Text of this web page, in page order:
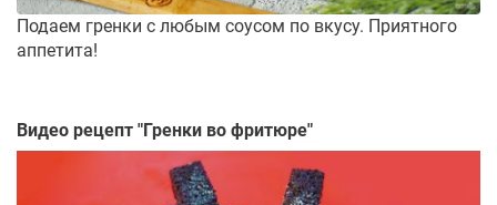
Подаем гренки с любым соусом по вкусу. Приятного
аппетита!
Видео рецепт "Гренки во фритюре"